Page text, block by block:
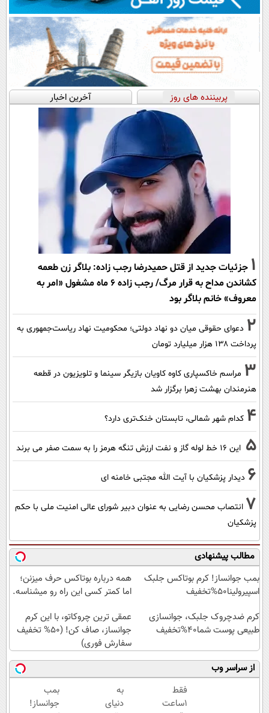
پربیننده های روز آخرین اخبار
1 جزئیات جدید از قتل حمیدرضا رجب زاده: بلاگر زن طعمه
کشاندن مداح به قرار مرگ/ رجب زاده 6 ماه مشغول «امر به
معروف» خانم بلاگر بود
2 دعوای حقوقی میان دو نهاد دولتی؛ محکومیت نهاد ریاست‌جمهوری به
پرداخت ۱۳۸ هزار میلیارد تومان
3 مراسم خاکسپاری کاوه کاویان بازیگر سینما و تلویزیون در قطعه
هنرمندان بهشت زهرا برگزار شد
4 کدام شهر شمالی، تابستان خنک‌تری دارد؟
5 این 16 خط لوله گاز و نفت ارزش تنگه هرمز را به سمت صفر می برند
6 دیدار پزشکیان با آیت الله مجتبی خامنه ای
7 انتصاب محسن رضایی به عنوان دبیر شورای عالی امنیت ملی با حکم
پزشکیان
مطالب پیشنهادی
بمب جوانساز! کرم بوتاکس جلبک
اسپیرولینا50%تخفیف
همه درباره بوتاکس حرف میزنن؛
اما کمتر کسی این راه رو میشناسه.
کرم ضدچروک جلبک، جوانسازی
طبیعی پوست شما40%تخفیف
عمقی ترین چروکاتو، با این کرم
جوانساز، صاف کن! (50% تخفیف
سفارش فوری)
از سراسر وب
فقط
1ساعت
به
دنیای
بمب
جوانساز!